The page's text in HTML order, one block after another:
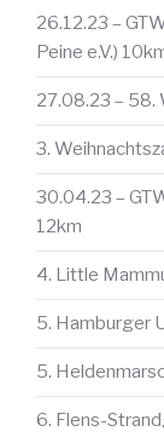
26.12.23 –
Peine e.V.)
27.08.23 – 58.
3.
30.04.23 –
12km
4. Little
5. Hamburger
5.
6. Flens-